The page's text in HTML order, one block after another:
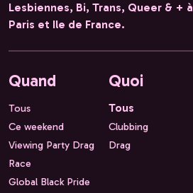
Lesbiennes, Bi, Trans, Queer & + à
Paris et Ile de France.
Quand
Tous
Ce weekend
Viewing Party Drag
Race
Global Black Pride
Quoi
Tous
Clubbing
Drag